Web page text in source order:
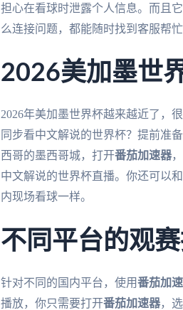
担心在看球时泄露个人信息。而且
么连接问题，都能随时找到客服帮
2026美加墨世
2026年美加墨世界杯越来越近了，
同步看中文解说的世界杯？提前准
西哥的墨西哥城，打开番茄加速器
中文解说的世界杯直播。你还可以
内现场看球一样。
不同平台的观
针对不同的国内平台，使用番茄加
播放，你只需要打开番茄加速器，